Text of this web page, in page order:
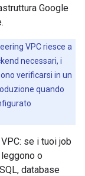
Google
VPC riesce a
necessari, i
verificarsi in un
quando
se i tuoi job
o
database